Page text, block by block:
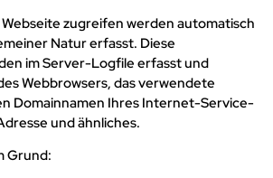
Webseite zugreifen werden automatisch
Natur erfasst. Diese
im Server-Logfile erfasst und
Webbrowsers, das verwendete
Domainnamen Ihres Internet-Service-
und ähnliches.
Grund: